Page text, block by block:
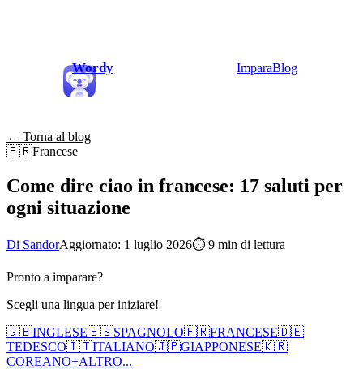
Wordy ImparaBlog
← Torna al blog
🇫🇷Francese
Come dire ciao in francese: 17 saluti per
ogni situazione
Di SandorAggiornato: 1 luglio 2026⏱ 9 min di lettura
Pronto a imparare?
Scegli una lingua per iniziare!
🇬🇧INGLESE🇪🇸SPAGNOLO🇫🇷FRANCESE🇩🇪
TEDESCO🇮🇹ITALIANO🇯🇵GIAPPONESE🇰🇷
COREANO+ALTRO...